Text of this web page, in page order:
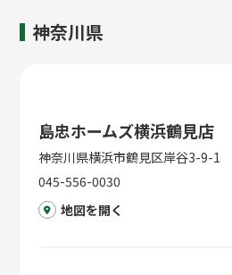
神奈川県
島忠ホームズ横浜鶴見店
神奈川県横浜市鶴見区岸谷3-9-1
045-556-0030
地図を開く